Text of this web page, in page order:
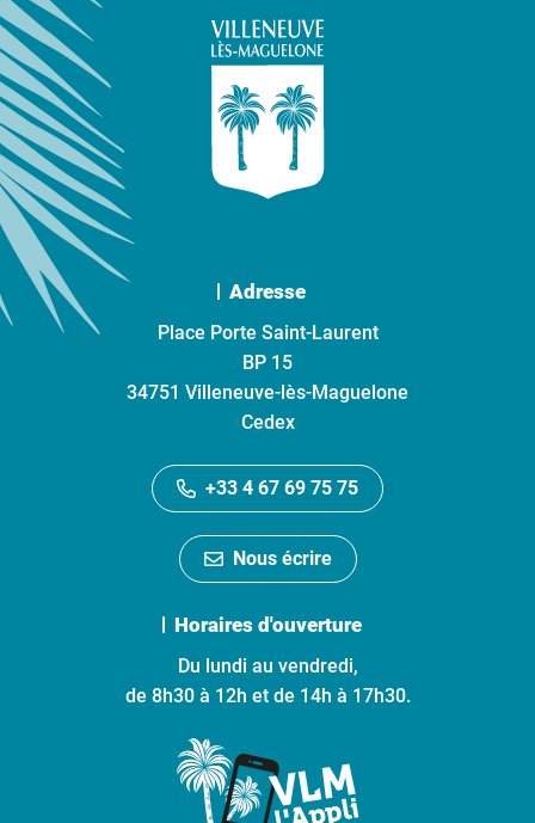
Adresse
Place Porte Saint-Laurent
BP 15
34751 Villeneuve-lès-Maguelone
Cedex
+33 4 67 69 75 75
Nous écrire
Horaires d'ouverture
Du lundi au vendredi,
de 8h30 à 12h et de 14h à 17h30.